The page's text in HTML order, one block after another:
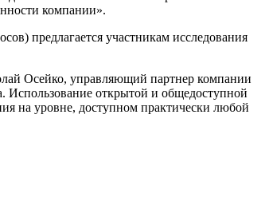
компании».
предлагается участникам исследования
Осейко, управляющий партнер компании
Использование открытой и общедоступной
на уровне, доступном практически любой